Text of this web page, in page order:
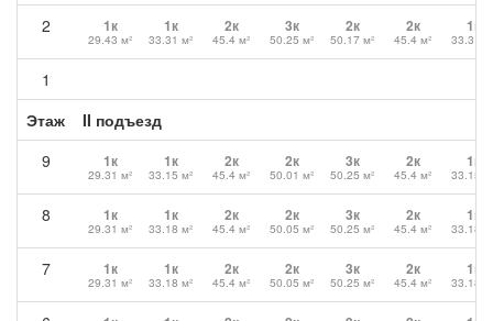
2 1к
29.43 м²
1к
33.31 м²
2к
45.4 м²
3к
50.25 м²
2к
50.17 м²
2к
45.4 м²
1к
33.31
1
Этаж
II подъезд
9
1к
29.31 м²
1к
33.15 м²
2к
45.4 м²
2к
50.01 м²
3к
50.25 м²
2к
45.4 м²
1к
33.15
8 1к
29.31 м²
1к
33.18 м²
2к
45.4 м²
2к
50.05 м²
3к
50.25 м²
2к
45.4 м²
1к
33.18
7 1к
29.31 м²
1к
33.18 м²
2к
45.4 м²
2к
50.05 м²
3к
50.25 м²
2к
45.4 м²
1к
33.18